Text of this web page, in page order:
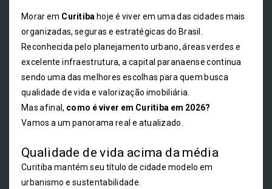
Morar em Curitiba hoje é viver em uma das cidades mais
organizadas, seguras e estratégicas do Brasil.
Reconhecida pelo planejamento urbano, áreas verdes e
excelente infraestrutura, a capital paranaense continua
sendo uma das melhores escolhas para quem busca
qualidade de vida e valorização imobiliária.
Mas afinal, como é viver em Curitiba em 2026?
Vamos a um panorama real e atualizado.
Qualidade de vida acima da média
Curitiba mantém seu título de cidade modelo em
urbanismo e sustentabilidade.